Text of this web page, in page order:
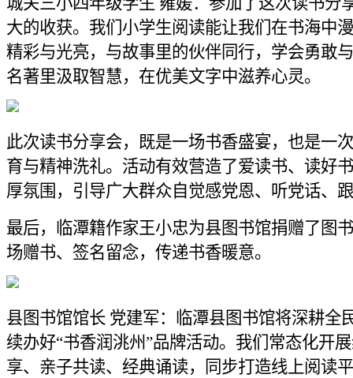
大的收获。我们小学生阅读能让我们在书海中
精彩与光亮，与故事里的伙伴同行，学会勇敢
名著里汲取智慧，在优美文字中滋养心灵。
此次读书分享会，既是一场书香盛宴，也是一
育与精神洗礼。活动有效营造了爱读书、读好
厚氛围，引导广大群众自觉感党恩、听党话、
最后，临潭籍作家王小忠为县图书馆捐赠了图
场赠书、签名留念，传递书香暖意。
县图书馆馆长 党建军：临潭县图书馆将深耕全
续办好“书香润洮州”品牌活动。我们常态化开
享、亲子共读、经典诵读，同步打造线上阅读